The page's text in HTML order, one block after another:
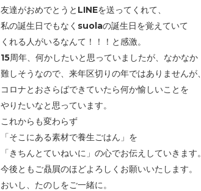
友達がおめでとうとLINEを送ってくれて、
私の誕生日でもなくsuolaの誕生日を覚えていて
くれる人がいるなんて！！！と感激。
15周年、何かしたいと思っていましたが、なかなか
難しそうなので、 来年区切りの年ではありませんが、
コロナとおさらばできていたら何か愉しいことを
やりたいなと思っています。
これからも変わらず
「そこにある素材で養生ごはん」を
「きちんとていねいに」の心でお伝えしていきます。
今後ともご贔屓のほどよろしくお願いいたします。
おいし、たのしをご一緒に。